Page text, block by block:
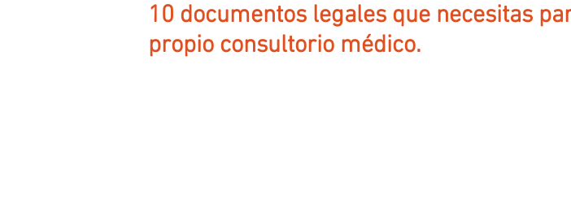
10 documentos legales que necesitas
propio consultorio médico.